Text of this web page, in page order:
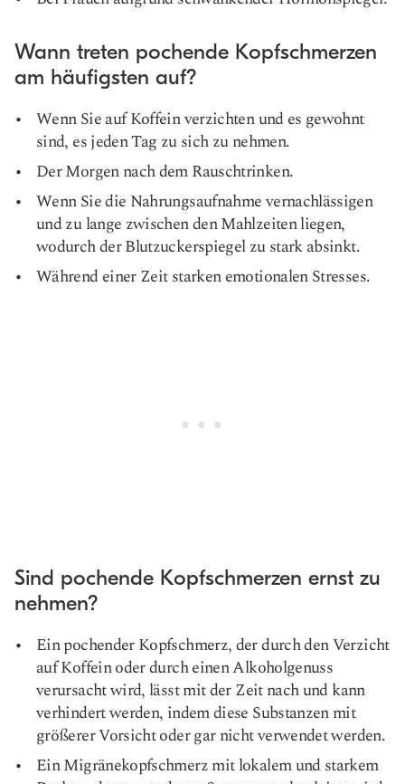
Wann treten pochende Kopfschmerzen
am häufigsten auf?
Wenn Sie auf Koffein verzichten und es gewohnt
sind, es jeden Tag zu sich zu nehmen.
Der Morgen nach dem Rauschtrinken.
Wenn Sie die Nahrungsaufnahme vernachlässigen
und zu lange zwischen den Mahlzeiten liegen,
wodurch der Blutzuckerspiegel zu stark absinkt.
Während einer Zeit starken emotionalen Stresses.
Sind pochende Kopfschmerzen ernst zu
nehmen?
Ein pochender Kopfschmerz, der durch den Verzicht
auf Koffein oder durch einen Alkoholgenuss
verursacht wird, lässt mit der Zeit nach und kann
verhindert werden, indem diese Substanzen mit
größerer Vorsicht oder gar nicht verwendet werden.
Ein Migränekopfschmerz mit lokalem und starkem